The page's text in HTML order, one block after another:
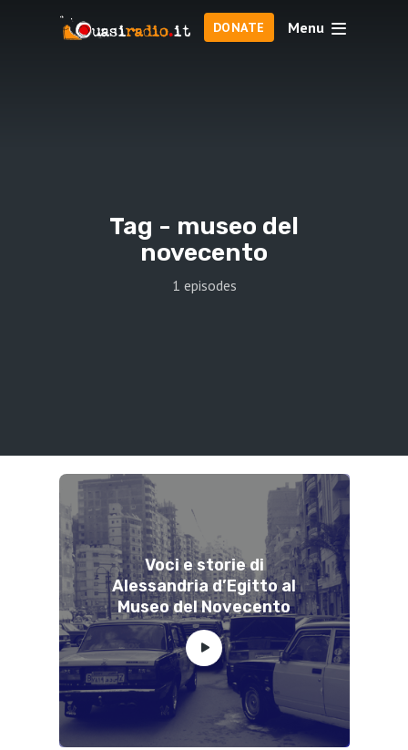
DONATE Menu
Tag - museo del
novecento
1 episodes
Voci e storie di
Alessandria d’Egitto al
Museo del Novecento